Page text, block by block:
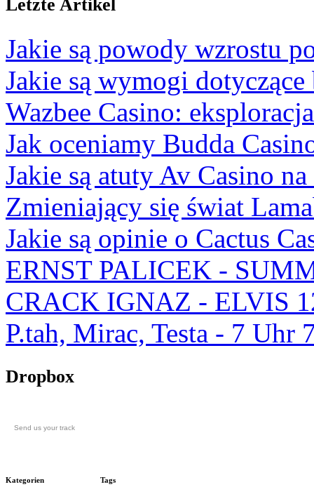
Letzte Artikel
Jakie są powody wzrostu
Jakie są wymogi
Wazbee Casino:
Jak oceniamy Budda
Jakie są atuty Av Casino
Zmieniający się świat
Jakie są opinie o Cactus
ERNST PALICEK -
CRACK IGNAZ - ELVIS
P.tah, Mirac, Testa - 7
Dropbox
Send us your track
Kategorien Tags